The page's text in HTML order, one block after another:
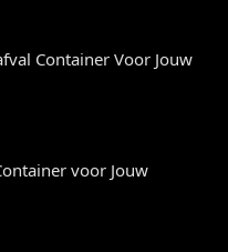
Container Voor Jouw
voor Jouw